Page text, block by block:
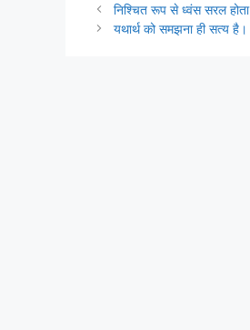
निश्चित रूप से ध्वंस सरल
यथार्थ को समझना ही सत्य